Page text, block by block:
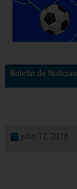
Boletín de Noticias
julio 12, 2018